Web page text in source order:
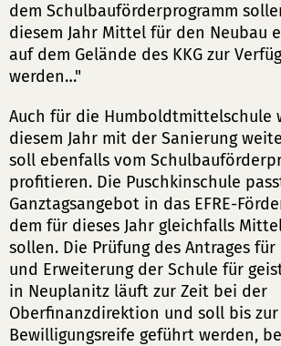
dem Schulbauförderprogramm
diesem Jahr Mittel für den Neubau
auf dem Gelände des KKG zur
werden…"
Auch für die Humboldtmittelschule
diesem Jahr mit der Sanierung
soll ebenfalls vom
profitieren. Die Puschkinschule
Ganztagsangebot in das EFRE-
dem für dieses Jahr gleichfalls
sollen. Die Prüfung des Antrages
und Erweiterung der Schule für
in Neuplanitz läuft zur Zeit bei der
Oberfinanzdirektion und soll bis zur
Bewilligungsreife geführt werden,